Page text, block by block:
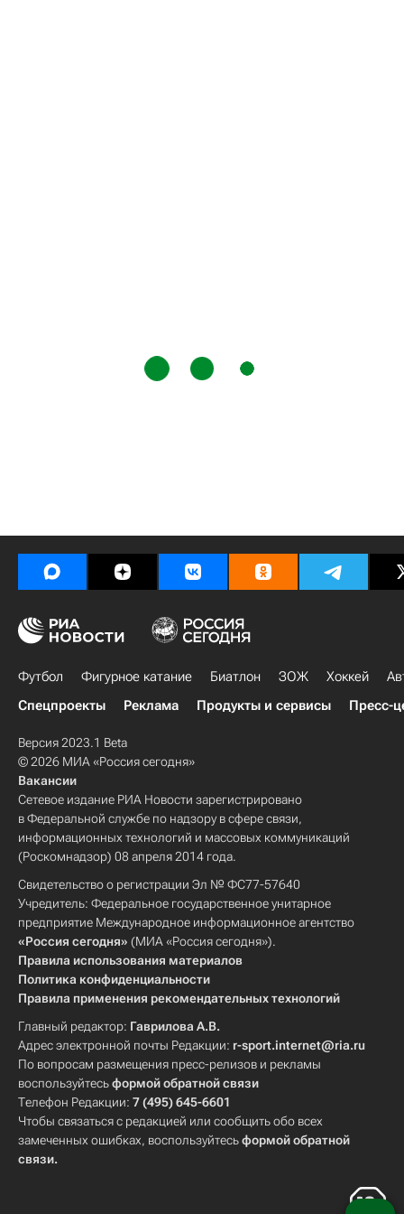
Футбол Фигурное катание Биатлон ЗОЖ Хоккей
Спецпроекты
Реклама Продукты и сервисы Пресс-
Версия 2023.1 Beta
© 2026 МИА «Россия сегодня»
Вакансии
Сетевое издание РИА Новости зарегистрировано
в Федеральной службе по надзору в сфере связи,
информационных технологий и массовых коммуникаций
(Роскомнадзор) 08 апреля 2014 года.
Свидетельство о регистрации Эл № ФС77-57640
Учредитель: Федеральное государственное унитарное
предприятие Международное информационное агентство
«Россия сегодня» (МИА «Россия сегодня»).
Правила использования материалов
Политика конфиденциальности
Правила применения рекомендательных технологий
Главный редактор: Гаврилова А.В.
Адрес электронной почты Редакции: r-sport.internet@ria.ru
По вопросам размещения пресс-релизов и рекламы
воспользуйтесьформой обратной связи
Телефон Редакции: 7 (495) 645-6601
Чтобы связаться с редакцией или сообщить обо всех
замеченных ошибках, воспользуйтесьформой обратной
связи.